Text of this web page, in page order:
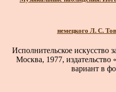
немецкого Л. С.
Исполнительское искусство
Москва, 1977,
вариант в